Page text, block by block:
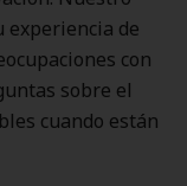
experiencia de
con
sobre el
cuando están